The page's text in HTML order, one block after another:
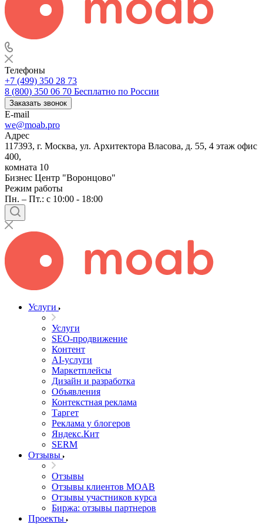
Телефоны
+7 (499) 350 28 73
8 (800) 350 06 70 Бесплатно по России
Заказать звонок
E-mail
we@moab.pro
Адрес
117393, г. Москва, ул. Архитектора Власова, д. 55, 4 этаж офис
400,
комната 10
Бизнес Центр "Воронцово"
Режим работы
Пн. – Пт.: с 10:00 - 18:00
Услуги
Услуги
SEO-продвижение
Контент
AI-услуги
Маркетплейсы
Дизайн и разработка
Объявления
Контекстная реклама
Таргет
Реклама у блогеров
Яндекс.Кит
SERM
Отзывы
Отзывы
Отзывы клиентов MOAB
Отзывы участников курса
Биржа: отзывы партнеров
Проекты